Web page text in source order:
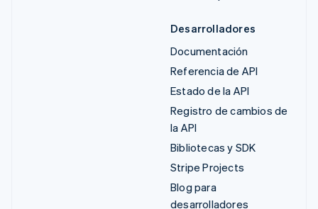
Desarrolladores
Documentación
Referencia de API
Estado de la API
Registro de cambios de
la API
Bibliotecas y SDK
Stripe Projects
Blog para
desarrolladores